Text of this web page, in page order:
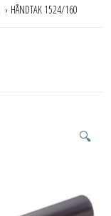
HÅNDTAK 1524/160
🔍